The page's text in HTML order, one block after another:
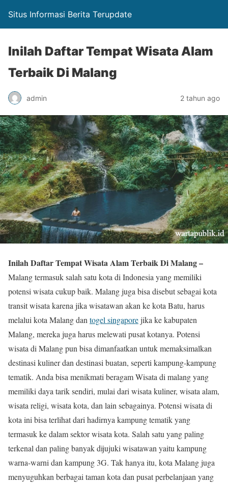
Situs Informasi Berita Terupdate
Inilah Daftar Tempat Wisata Alam
Terbaik Di Malang
admin 2 tahun ago
Inilah Daftar Tempat Wisata Alam Terbaik Di Malang –
Malang termasuk salah satu kota di Indonesia yang memiliki
potensi wisata cukup baik. Malang juga bisa disebut sebagai kota
transit wisata karena jika wisatawan akan ke kota Batu, harus
melalui kota Malang dan togel singaporejika ke kabupaten
Malang, mereka juga harus melewati pusat kotanya. Potensi
wisata di Malang pun bisa dimanfaatkan untuk memaksimalkan
destinasi kuliner dan destinasi buatan, seperti kampung-kampung
tematik. Anda bisa menikmati beragam Wisata di malang yang
memiliki daya tarik sendiri, mulai dari wisata kuliner, wisata alam,
wisata religi, wisata kota, dan lain sebagainya. Potensi wisata di
kota ini bisa terlihat dari hadirnya kampung tematik yang
termasuk ke dalam sektor wisata kota. Salah satu yang paling
terkenal dan paling banyak dijujuki wisatawan yaitu kampung
warna-warni dan kampung 3G. Tak hanya itu, kota Malang juga
menyuguhkan berbagai taman kota dan pusat perbelanjaan yang